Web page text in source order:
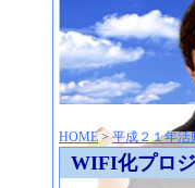
HOME>平成２１年活
WIFI化プロ